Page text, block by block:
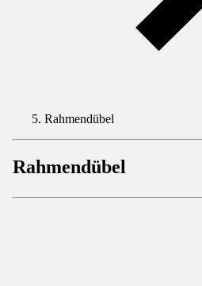
Rahmendübel
Rahmendübel